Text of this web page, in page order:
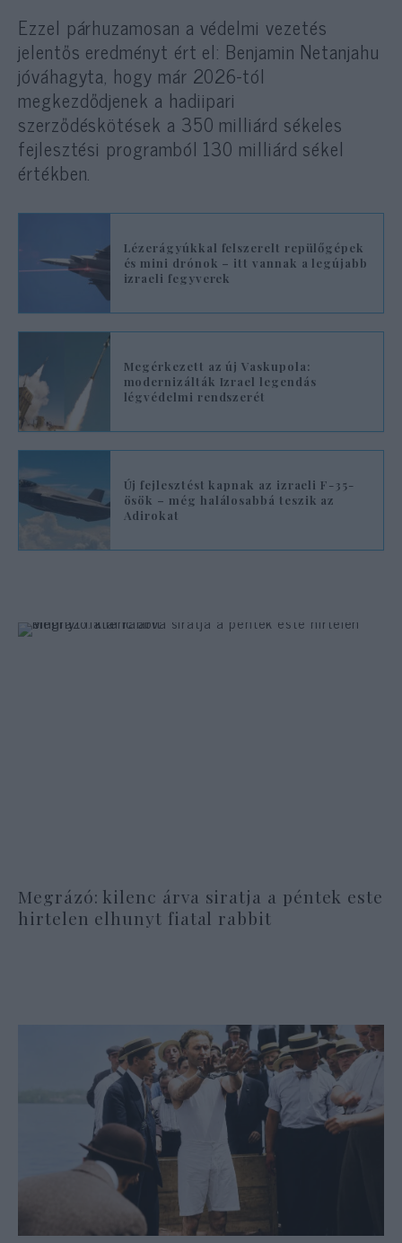
Ezzel párhuzamosan a védelmi vezetés
jelentős eredményt ért el: Benjamin Netanjahu
jóváhagyta, hogy már 2026-tól
megkezdődjenek a hadiipari
szerződéskötések a 350 milliárd sékeles
fejlesztési programból 130 milliárd sékel
értékben.
Lézerágyúkkal felszerelt repülőgépek
és mini drónok – itt vannak a legújabb
izraeli fegyverek
Megérkezett az új Vaskupola:
modernizálták Izrael legendás
légvédelmi rendszerét
Új fejlesztést kapnak az izraeli F-35-
ösök – még halálosabbá teszik az
Adirokat
Megrázó: kilenc árva siratja a péntek este
hirtelen elhunyt fiatal rabbit